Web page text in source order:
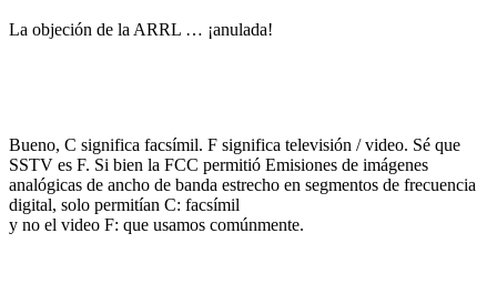
La objeción de la ARRL … ¡anulada!
Bueno, C significa facsímil. F significa televisión / video. Sé que
SSTV es F. Si bien la FCC permitió Emisiones de imágenes
analógicas de ancho de banda estrecho en segmentos de frecuencia
digital, solo permitían C: facsímil
y no el video F: que usamos comúnmente.